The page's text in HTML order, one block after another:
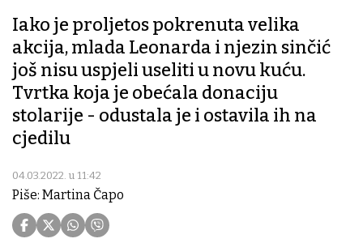
Iako je proljetos pokrenuta velika
akcija, mlada Leonarda i njezin sinčić
još nisu uspjeli useliti u novu kuću.
Tvrtka koja je obećala donaciju
stolarije - odustala je i ostavila ih na
cjedilu
04.03.2022. u 11:42
Piše: Martina Čapo